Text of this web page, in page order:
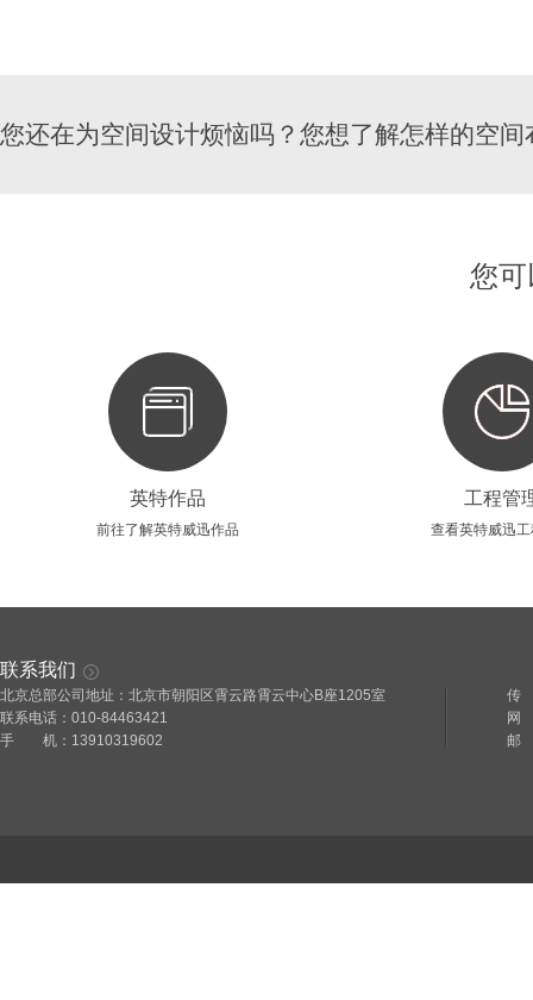
您还在为空间设计烦恼吗？您想了解怎样的空
您
英特作品
前往了解英特威迅作品
工程管
查看英特威迅
联系我们
北京总部公司地址：北京市朝阳区霄云路霄云中心B座1205室
联系电话：010-84463421
手 机：13910319602
传
网
邮